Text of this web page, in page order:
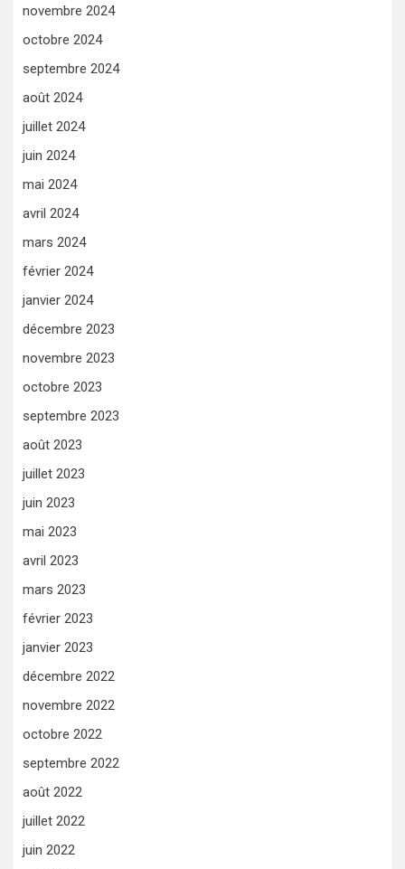
novembre 2024
octobre 2024
septembre 2024
août 2024
juillet 2024
juin 2024
mai 2024
avril 2024
mars 2024
février 2024
janvier 2024
décembre 2023
novembre 2023
octobre 2023
septembre 2023
août 2023
juillet 2023
juin 2023
mai 2023
avril 2023
mars 2023
février 2023
janvier 2023
décembre 2022
novembre 2022
octobre 2022
septembre 2022
août 2022
juillet 2022
juin 2022